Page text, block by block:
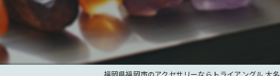
福岡県福岡市のアクセサリーならトライアングル 大名